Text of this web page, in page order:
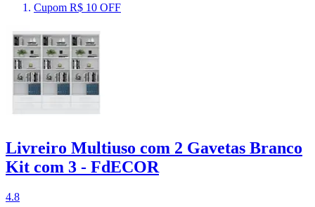
Cupom R$ 10 OFF
Livreiro Multiuso com 2 Gavetas Branco
Kit com 3 - FdECOR
4.8